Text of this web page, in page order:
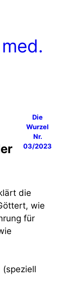
Die
Wurzel
Nr.
03/2023
die
wie
für